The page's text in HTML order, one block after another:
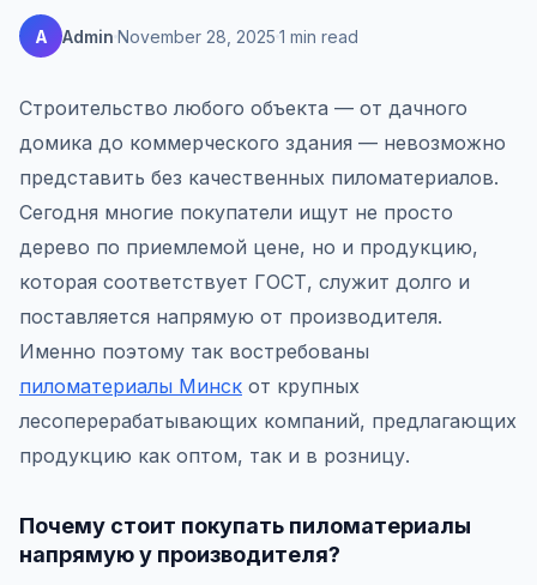
A Admin November 28, 2025 1 min read
Строительство любого объекта — от дачного
домика до коммерческого здания — невозможно
представить без качественных пиломатериалов.
Сегодня многие покупатели ищут не просто
дерево по приемлемой цене, но и продукцию,
которая соответствует ГОСТ, служит долго и
поставляется напрямую от производителя.
Именно поэтому так востребованы
пиломатериалы Минск от крупных
лесоперерабатывающих компаний, предлагающих
продукцию как оптом, так и в розницу.
Почему стоит покупать пиломатериалы
напрямую у производителя?